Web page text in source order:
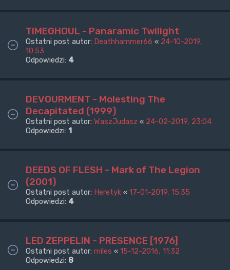
TIMEGHOUL - Panaramic Twilight
Ostatni post autor: Deathhammer66 « 24-10-2019,
10:53
Odpowiedzi: 4
DEVOURMENT - Molesting The
Decapitated (1999)
Ostatni post autor: WaszJudasz « 24-02-2019, 23:04
Odpowiedzi: 1
DEEDS OF FLESH - Mark of The Legion
(2001)
Ostatni post autor: Heretyk « 17-01-2019, 15:35
Odpowiedzi: 4
LED ZEPPELIN - PRESENCE [1976]
Ostatni post autor: miles « 15-12-2016, 11:32
Odpowiedzi: 8